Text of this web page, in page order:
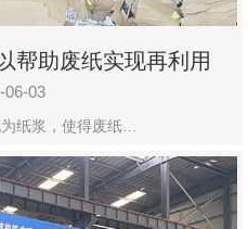
帮助废纸实现再利用
06-03
纸浆，使得废纸…